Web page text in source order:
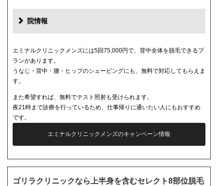
院情報
エミナルクリニックメンズには5回75,000円で、背中全体を脱毛できるプ
ランがあります。
うなじ・背中・腰・ヒップのシェービングにも、無料で対応してもらえま
す。
また希望すれば、無料でテスト照射も受けられます。
夜21時まで診療を行っているため、仕事帰りに通いたい人にもおすすめ
です。
エミナルクリニックメンズのキャンペーン情報
ゴリラクリニックなら上半身を含むセレクト8部位脱毛